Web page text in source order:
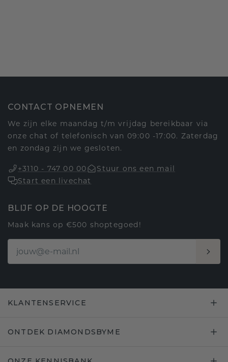
CONTACT OPNEMEN
We zijn elke maandag t/m vrijdag bereikbaar via
onze chat of telefonisch van 09:00 -17:00. Zaterdag
en zondag zijn we gesloten.
+3110 - 747 00 00
Stuur ons een mail
Start een livechat
BLIJF OP DE HOOGTE
Maak kans op €500 shoptegoed!
KLANTENSERVICE
ONTDEK DIAMONDSBYME